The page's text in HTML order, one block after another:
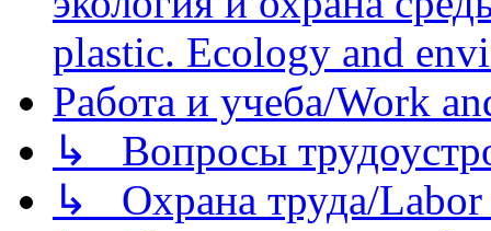
plastic. Ecology and
Работа и учеба/Work
↳ Вопросы
↳ Охрана труда/Labor